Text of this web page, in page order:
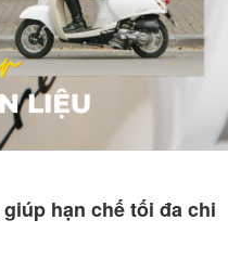
hạn chế tối đa chi